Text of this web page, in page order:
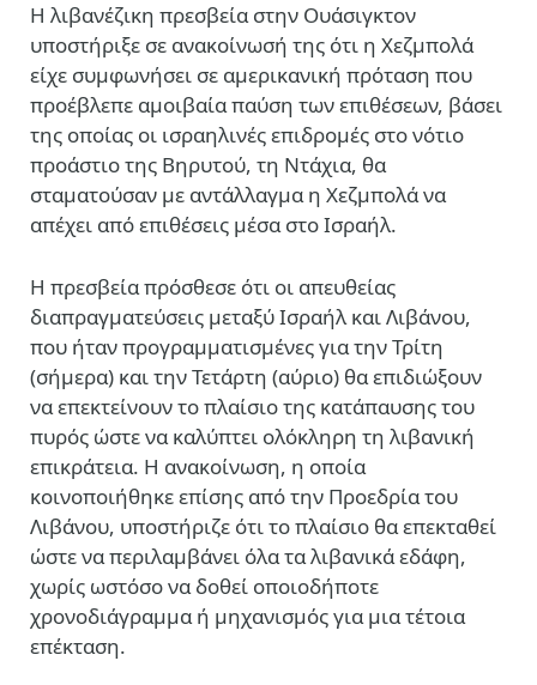
Η λιβανέζικη πρεσβεία στην Ουάσιγκτον
υποστήριξε σε ανακοίνωσή της ότι η Χεζμπολά
είχε συμφωνήσει σε αμερικανική πρόταση που
προέβλεπε αμοιβαία παύση των επιθέσεων, βάσει
της οποίας οι ισραηλινές επιδρομές στο νότιο
προάστιο της Βηρυτού, τη Ντάχια, θα
σταματούσαν με αντάλλαγμα η Χεζμπολά να
απέχει από επιθέσεις μέσα στο Ισραήλ.
Η πρεσβεία πρόσθεσε ότι οι απευθείας
διαπραγματεύσεις μεταξύ Ισραήλ και Λιβάνου,
που ήταν προγραμματισμένες για την Τρίτη
(σήμερα) και την Τετάρτη (αύριο) θα επιδιώξουν
να επεκτείνουν το πλαίσιο της κατάπαυσης του
πυρός ώστε να καλύπτει ολόκληρη τη λιβανική
επικράτεια. Η ανακοίνωση, η οποία
κοινοποιήθηκε επίσης από την Προεδρία του
Λιβάνου, υποστήριζε ότι το πλαίσιο θα επεκταθεί
ώστε να περιλαμβάνει όλα τα λιβανικά εδάφη,
χωρίς ωστόσο να δοθεί οποιοδήποτε
χρονοδιάγραμμα ή μηχανισμός για μια τέτοια
επέκταση.